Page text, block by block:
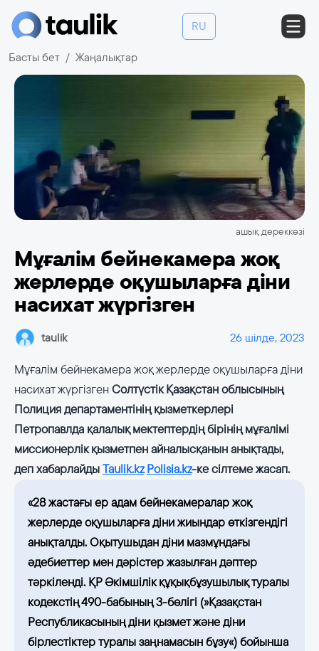
RU
Басты бет Жаңалықтар
ашық дереккөзі
Мұғалім бейнекамера жоқ
жерлерде оқушыларға діни
насихат жүргізген
taulik 26 шілде, 2023
Мұғалім бейнекамера жоқ жерлерде оқушыларға діни
насихат жүргізгенСолтүстік Қазақстан облысының
Полиция департаментінің қызметкерлері
Петропавлда қалалық мектептердің бірінің мұғалімі
миссионерлік қызметпен айналысқанын анықтады,
деп хабарлайдыTaulik.kz Рolisia.kz-ке сілтеме жасап.
«28 жастағы ер адам бейнекамералар жоқ
жерлерде оқушыларға діни жиындар өткізгендігі
анықталды. Оқытушыдан діни мазмұндағы
әдебиеттер мен дәрістер жазылған дәптер
тәркіленді. ҚР Әкімшілік құқықбұзушылық туралы
кодекстің 490-бабының 3-бөлігі (»Қазақстан
Республикасының діни қызмет және діни
бірлестіктер туралы заңнамасын бұзу«) бойынша